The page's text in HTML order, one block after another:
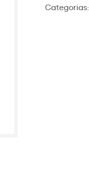
Categorias: